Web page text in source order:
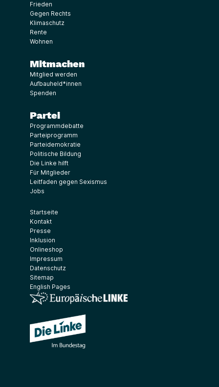
Frieden
Gegen Rechts
Klimaschutz
Rente
Wohnen
Mitmachen
Mitglied werden
Aufbauheld*innen
Spenden
Partei
Programmdebatte
Parteiprogramm
Parteidemokratie
Politische Bildung
Die Linke hilft
Für Mitglieder
Leitfaden gegen Sexismus
Jobs
Startseite
Kontakt
Presse
Inklusion
Onlineshop
Impressum
Datenschutz
Sitemap
English Pages
(Link öffnet ein neues Fenster)